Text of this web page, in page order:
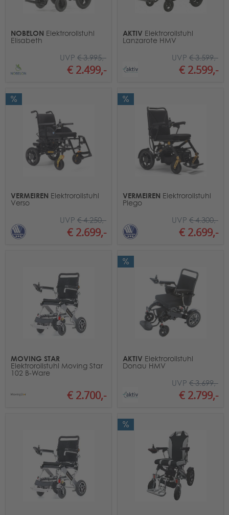
NOBELON Elektrorollstuhl
Elisabeth
€ 2.499,-
UVP € 3.995,-
AKTIV Elektrorollstuhl
Lanzarote HMV
€ 2.599,-
UVP € 3.599,-
VERMEIREN Elektrorollstuhl
Verso
€ 2.699,-
UVP € 4.250,-
VERMEIREN Elektrorollstuhl
Plego
€ 2.699,-
UVP € 4.300,-
MOVING STAR
Elektrorollstuhl Moving Star
102 B-Ware
€ 2.700,-
AKTIV Elektrorollstuhl
Donau HMV
€ 2.799,-
UVP € 3.699,-